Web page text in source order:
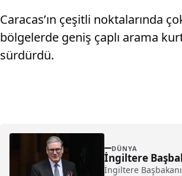
Caracas’ın çeşitli noktalarında
bölgelerde geniş çaplı arama
sürdürdü.
DÜNYA
İngiltere
İngiltere